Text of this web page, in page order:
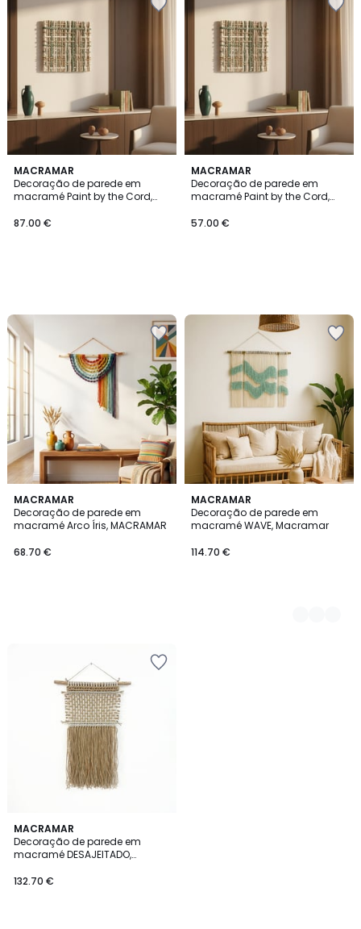
MACRAMAR
Decoração de parede em
macramé Paint by the Cord,
87.00 €
MACRAMAR
Decoração de parede em
macramé Paint by the Cord,
57.00 €
MACRAMAR
Decoração de parede em
macramé Arco Íris, MACRAMAR
68.70 €
MACRAMAR
Decoração de parede em
macramé WAVE, Macramar
114.70 €
2
Cores
MACRAMAR
Decoração de parede em
macramé DESAJEITADO,
132.70 €